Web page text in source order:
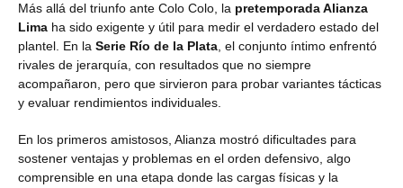
Más allá del triunfo ante Colo Colo, la pretemporada Alianza
Lima ha sido exigente y útil para medir el verdadero estado del
plantel. En la Serie Río de la Plata , el conjunto íntimo enfrentó
rivales de jerarquía, con resultados que no siempre
acompañaron, pero que sirvieron para probar variantes tácticas
y evaluar rendimientos individuales.
En los primeros amistosos, Alianza mostró dificultades para
sostener ventajas y problemas en el orden defensivo, algo
comprensible en una etapa donde las cargas físicas y la